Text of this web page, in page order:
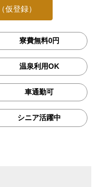
仮登録）
寮費無料0円
温泉利用OK
車通勤可
シニア活躍中